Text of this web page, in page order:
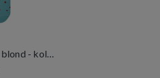
Miłośniczka Ciemny blond - kolorowe skarpetki na Walentynki